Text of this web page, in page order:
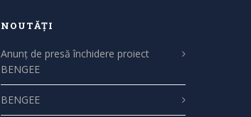
NOUTĂȚI
Anunț de presă închidere proiect
BENGEE
BENGEE